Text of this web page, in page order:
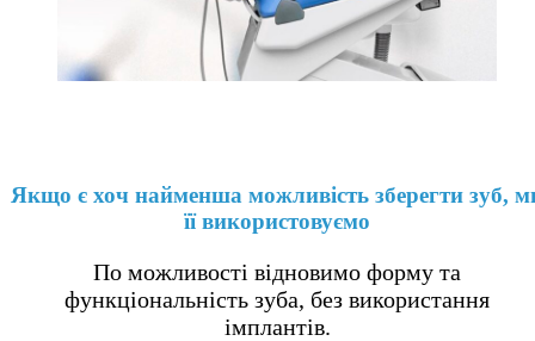
Якщо є хоч найменша можливість зберегти зуб,
її використовуємо
По можливості відновимо форму та
функціональність зуба, без використання
імплантів.